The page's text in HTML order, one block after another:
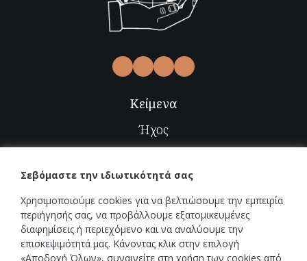
Σεβόμαστε την ιδιωτικότητά σας
Χρησιμοποιούμε cookies για να βελτιώσουμε την εμπειρία
περιήγησής σας, να προβάλλουμε εξατομικευμένες
διαφημίσεις ή περιεχόμενο και να αναλύουμε την
επισκεψιμότητά μας. Κάνοντας κλικ στην επιλογή
«Αποδοχή Όλων», συναινείτε στη χρήση των cookies από
Κείμενα
Ήχος
Εικόνες
Radio-TV
Εκδηλώσεις